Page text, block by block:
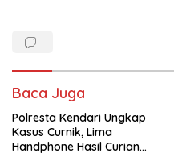
Baca Juga
Polresta Kendari Ungkap
Kasus Curnik, Lima
Handphone Hasil Curian